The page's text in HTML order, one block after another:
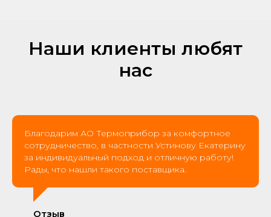
Наши клиенты любят
нас
Благодарим АО Термоприбор за комфортное
сотрудничество, в частности Устинову Екатерину
за индивидуальный подход и отличную работу!
Рады, что нашли такого поставщика.
Отзыв